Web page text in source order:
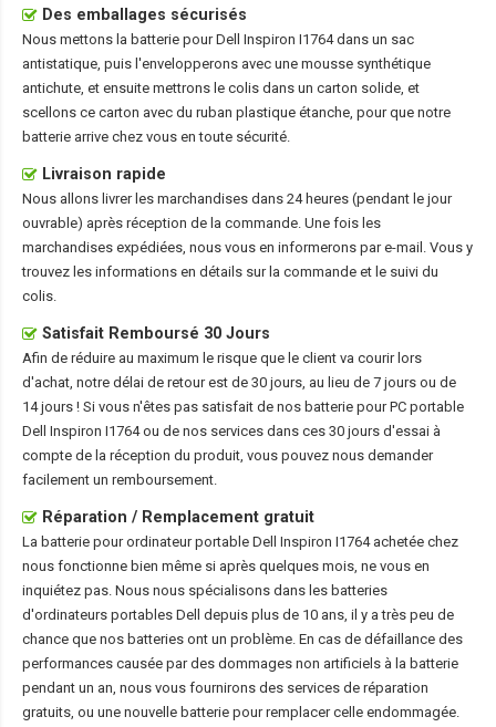
Des emballages sécurisés
Nous mettons la batterie pour Dell Inspiron I1764dans un sac
antistatique, puis l'envelopperons avec une mousse synthétique
antichute, et ensuite mettrons le colis dans un carton solide, et
scellons ce carton avec du ruban plastique étanche, pour que notre
batterie arrive chez vous en toute sécurité.
Livraison rapide
Nous allons livrer les marchandises dans 24 heures (pendant le jour
ouvrable) après réception de la commande. Une fois les
marchandises expédiées, nous vous en informerons par e-mail. Vous y
trouvez les informations en détails sur la commande et le suivi du
colis.
Satisfait Remboursé 30 Jours
Afin de réduire au maximum le risque que le client va courir lors
d'achat, notre délai de retour est de 30 jours, au lieu de 7 jours ou de
14 jours ! Si vous n'êtes pas satisfait de nos batterie pour PC portable
Dell Inspiron I1764ou de nos services dans ces 30 jours d'essai à
compte de la réception du produit, vous pouvez nous demander
facilement un remboursement.
Réparation / Remplacement gratuit
La batterie pour ordinateur portable Dell Inspiron I1764achetée chez
nous fonctionne bien même si après quelques mois, ne vous en
inquiétez pas. Nous nous spécialisons dans les batteries
d'ordinateurs portables Dell depuis plus de 10 ans, il y a très peu de
chance que nos batteries ont un problème. En cas de défaillance des
performances causée par des dommages non artificiels à la batterie
pendant un an, nous vous fournirons des services de réparation
gratuits, ou une nouvelle batterie pour remplacer celle endommagée.